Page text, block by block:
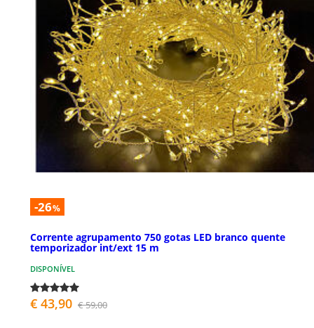
-26%
Corrente agrupamento 750 gotas LED branco quente
temporizador int/ext 15 m
DISPONÍVEL
€ 43,90 € 59,00